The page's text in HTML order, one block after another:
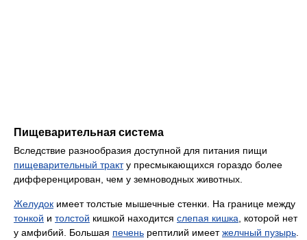
Пищеварительная система
Вследствие разнообразия доступной для питания пищи
пищеварительный тракту пресмыкающихся гораздо более
дифференцирован, чем у земноводных животных.
Желудок имеет толстые мышечные стенки. На границе между
тонкой и толстой кишкой находится слепая кишка , которой нет
у амфибий. Большая печень рептилий имеетжелчный пузырь